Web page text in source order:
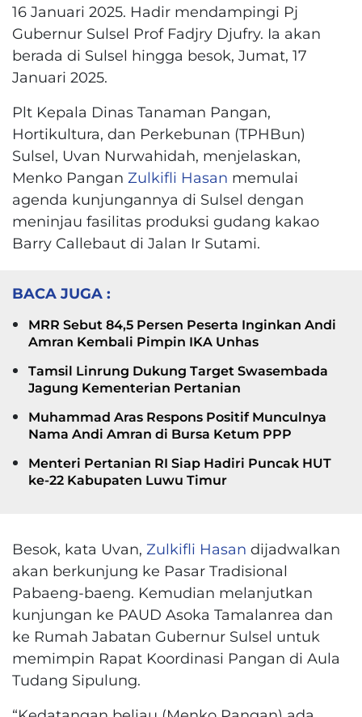
16 Januari 2025. Hadir mendampingi Pj
Gubernur Sulsel Prof Fadjry Djufry. Ia akan
berada di Sulsel hingga besok, Jumat, 17
Januari 2025.
Plt Kepala Dinas Tanaman Pangan,
Hortikultura, dan Perkebunan (TPHBun)
Sulsel, Uvan Nurwahidah, menjelaskan,
Menko Pangan Zulkifli Hasan memulai
agenda kunjungannya di Sulsel dengan
meninjau fasilitas produksi gudang kakao
Barry Callebaut di Jalan Ir Sutami.
BACA JUGA :
MRR Sebut 84,5 Persen Peserta Inginkan Andi
Amran Kembali Pimpin IKA Unhas
Tamsil Linrung Dukung Target Swasembada
Jagung Kementerian Pertanian
Muhammad Aras Respons Positif Munculnya
Nama Andi Amran di Bursa Ketum PPP
Menteri Pertanian RI Siap Hadiri Puncak HUT
ke-22 Kabupaten Luwu Timur
Besok, kata Uvan, Zulkifli Hasan dijadwalkan
akan berkunjung ke Pasar Tradisional
Pabaeng-baeng. Kemudian melanjutkan
kunjungan ke PAUD Asoka Tamalanrea dan
ke Rumah Jabatan Gubernur Sulsel untuk
memimpin Rapat Koordinasi Pangan di Aula
Tudang Sipulung.